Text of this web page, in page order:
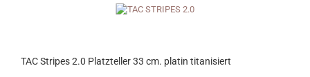
TAC Stripes 2.0 Platzteller 33 cm. platin titanisiert